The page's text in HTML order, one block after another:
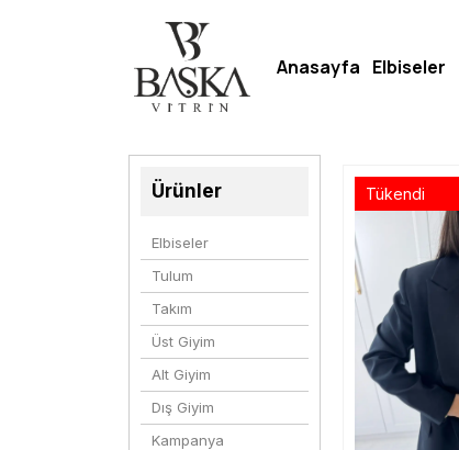
Ürünler
Elbiseler
Tulum
Takım
Üst Giyim
Alt Giyim
Dış Giyim
Kampanya
Tükendi
Anasayfa Elbiseler